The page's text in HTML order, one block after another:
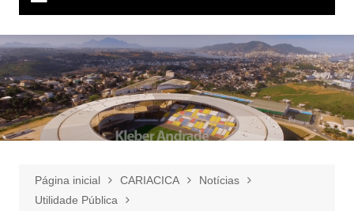
Página inicial CARIACICA
Notícias
Utilidade Pública